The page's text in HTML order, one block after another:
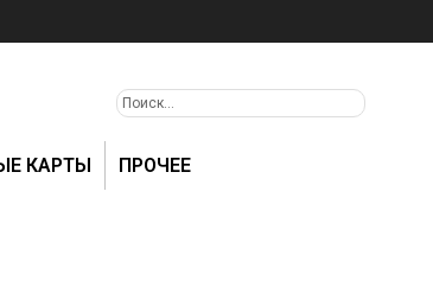
КАРТЫ ПРОЧЕЕ